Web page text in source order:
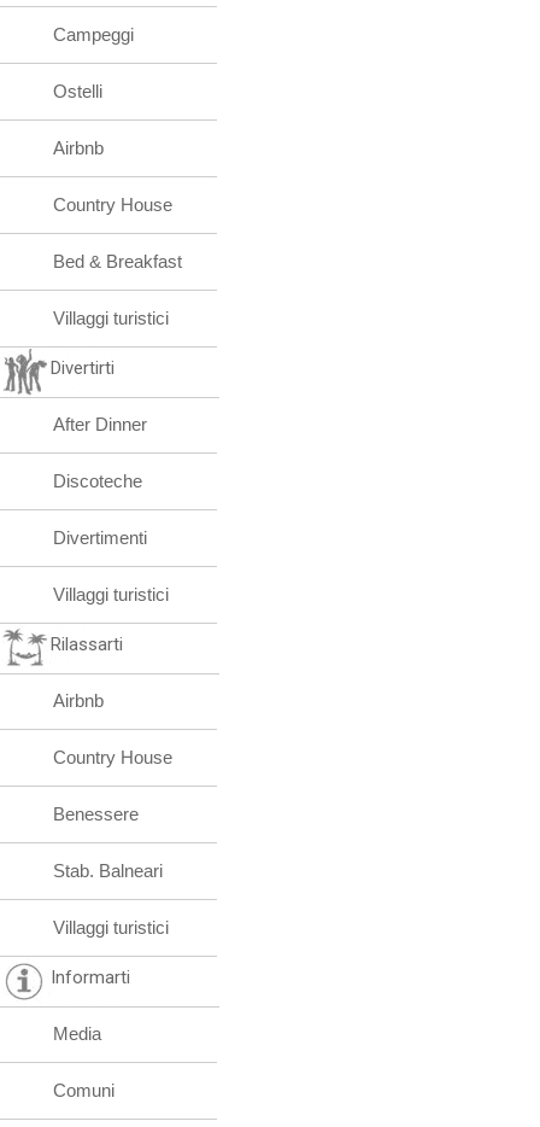
Campeggi
Ostelli
Airbnb
Country House
Bed & Breakfast
Villaggi turistici
Divertirti
After Dinner
Discoteche
Divertimenti
Villaggi turistici
Rilassarti
Airbnb
Country House
Benessere
Stab. Balneari
Villaggi turistici
Informarti
Media
Comuni